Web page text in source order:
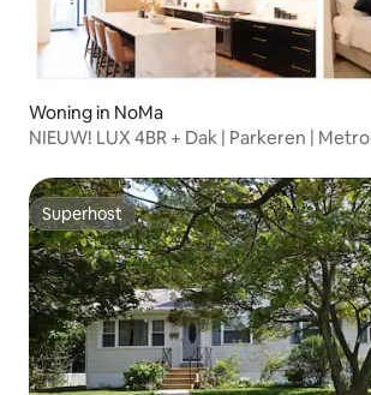
Woning in NoMa
NIEUW! LUX 4BR + Dak | Parkeren | Metro
Superhost
Superhost